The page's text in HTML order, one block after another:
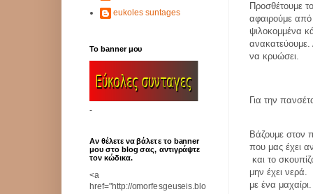
Προσθέτουμε
αφαιρούμε
ψιλοκομμένα
να κρυώσει.
Για
Βάζουμε στον
που μας έχει
και το
μην έχει νερά.
με ένα μαχαίρι.
eukoles suntages
Το banner μου
-
Αν θέλετε να βάλετε το banner
μου στο blog σας, αντιγράψτε
τον κώδικα.
<a
href="http://omorfesgeuseis.blo